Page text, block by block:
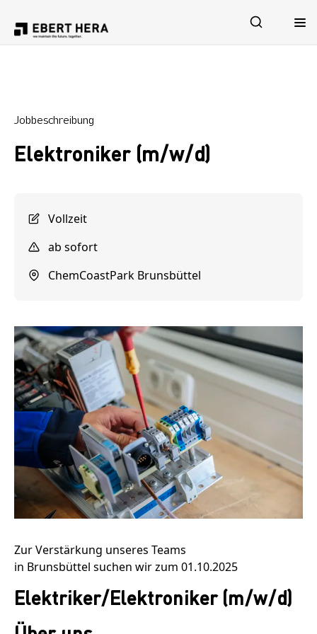
Sicherheit
Karriere
Jobbeschreibung
Elektroniker (m/w/d)
Vollzeit
ab sofort
ChemCoastPark Brunsbüttel
Zur Verstärkung unseres Teams
in Brunsbüttel suchen wir zum 01.10.2025
Elektriker/Elektroniker (m/w/d)